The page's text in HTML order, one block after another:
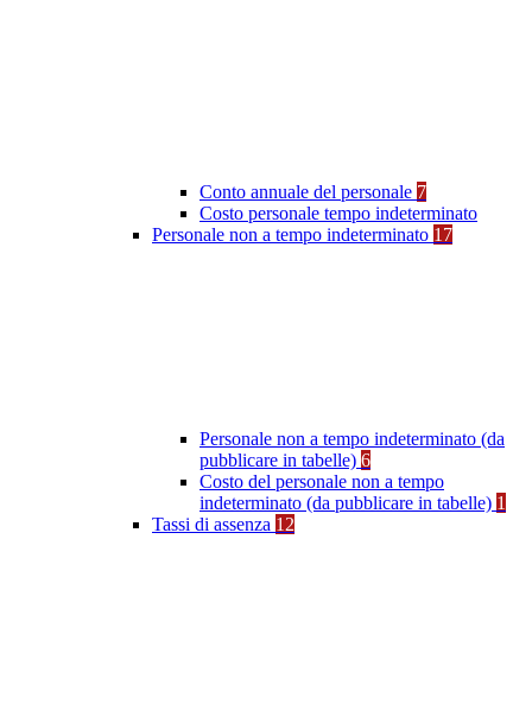
Conto annuale del personale 7
Costo personale tempo indeterminato
Personale non a tempo indeterminato 17
Personale non a tempo indeterminato (da
pubblicare in tabelle) 6
Costo del personale non a tempo
indeterminato (da pubblicare in tabelle) 1
Tassi di assenza 12